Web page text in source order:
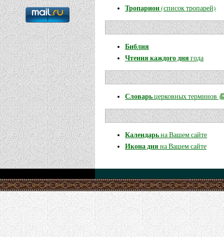
Тропарион(список тропарей)
Библия
Чтения каждого днягода
Словарьцерковных терминов
Календарьна Вашем сайте
Икона дняна Вашем сайте